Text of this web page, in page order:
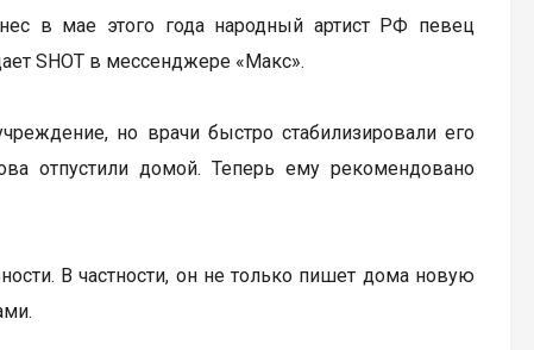
в мае этого года народный артист РФ певец
SHOT в мессенджере «Макс».
но врачи быстро стабилизировали его
отпустили домой. Теперь ему рекомендовано
В частности, он не только пишет дома новую